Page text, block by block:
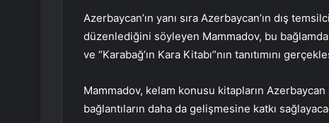
Azerbaycan’ın yanı sıra Azerbaycan’ın dış
düzenlediğini söyleyen Mammadov, bu
ve “Karabağ’ın Kara Kitabı”nın tanıtımını
Mammadov, kelam konusu kitapların
bağlantıların daha da gelişmesine katkı